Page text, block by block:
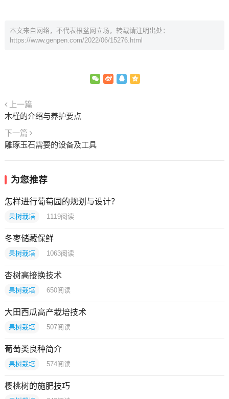
本文来自网络，不代表根盆网立场，转载请注明出处：
https://www.genpen.com/2022/06/15276.html
上一篇
木槿的介绍与养护要点
下一篇
雕琢玉石需要的设备及工具
为您推荐
怎样进行葡萄园的规划与设计？
果树栽培 1119阅读
冬枣储藏保鲜
果树栽培 1063阅读
杏树高接换技术
果树栽培 650阅读
大田西瓜高产栽培技术
果树栽培 507阅读
葡萄类良种简介
果树栽培 574阅读
樱桃树的施肥技巧